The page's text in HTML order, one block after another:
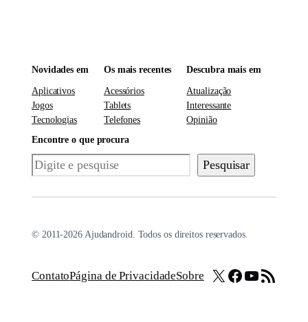
Novidades em
Aplicativos
Jogos
Tecnologias
Os mais recentes
Acessórios
Tablets
Telefones
Descubra mais em
Atualização
Interessante
Opinião
Encontre o que procura
Pesquisar Pesquisar
© 2011-2026 Ajudandroid. Todos os direitos reservados.
ContatoPágina de PrivacidadeSobre X Facebook
Youtube
Feed RSS